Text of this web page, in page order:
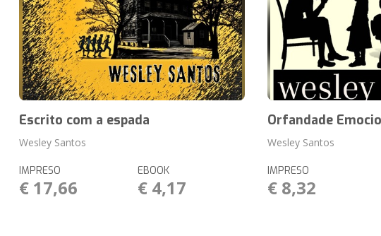
Escrito com a espada
Wesley Santos
IMPRESO
€ 17,66
EBOOK
€ 4,17
Orfandade
Wesley Santos
IMPRESO
€ 8,32